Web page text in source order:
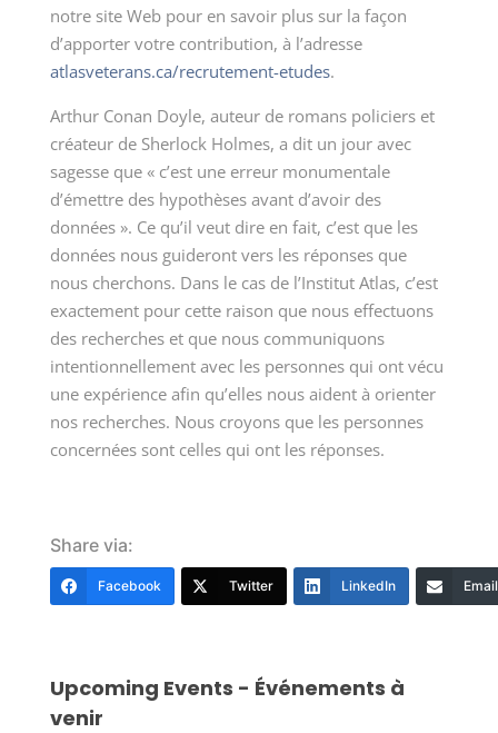
notre site Web pour en savoir plus sur la façon
d’apporter votre contribution, à l’adresse
atlasveterans.ca/recrutement-etudes.
Arthur Conan Doyle, auteur de romans policiers et
créateur de Sherlock Holmes, a dit un jour avec
sagesse que « c’est une erreur monumentale
d’émettre des hypothèses avant d’avoir des
données ». Ce qu’il veut dire en fait, c’est que les
données nous guideront vers les réponses que
nous cherchons. Dans le cas de l’Institut Atlas, c’est
exactement pour cette raison que nous effectuons
des recherches et que nous communiquons
intentionnellement avec les personnes qui ont vécu
une expérience afin qu’elles nous aident à orienter
nos recherches. Nous croyons que les personnes
concernées sont celles qui ont les réponses.
Share via:
Facebook Twitter LinkedIn Email
Upcoming Events - Événements à
venir